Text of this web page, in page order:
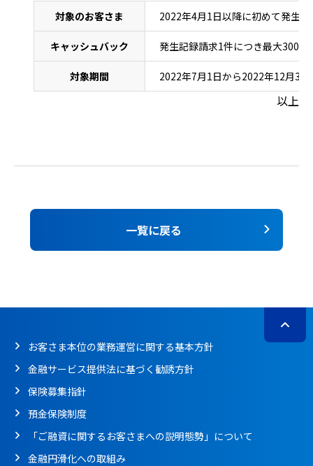
対象のお客さま 2022年4月1日以降に初めて発生
キャッシュバック 発生記録請求1件につき最大300円
対象期間 2022年7月1日から2022年12月31
以上
一覧に戻る
お客さま本位の業務運営に関する基本方針
金融サービス提供法に基づく勧誘方針
保険募集指針
預金保険制度
「ご融資に関するお客さまへの説明態勢」について
金融円滑化への取組み